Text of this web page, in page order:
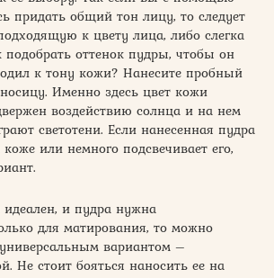
придать общий тон лицу, то следует
к цвету лица, либо слегка
подобрать оттенок пудры, чтобы он
к тону кожи? Нанесите пробный
Именно здесь цвет кожи
воздействию солнца и на нем
светотени. Если нанесенная пудра
или немного подсвечивает его,
и пудра нужна
для матирования, то можно
вариантом –
Не стоит бояться наносить ее на